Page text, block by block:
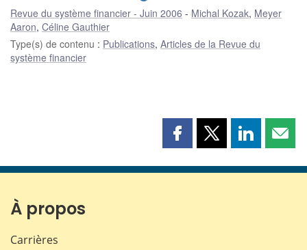
Revue du système financier - Juin 2006 Michal Kozak, Meyer
Aaron, Céline Gauthier
Type(s) de contenu : Publications, Articles de la Revue du
système financier
Partager
page
Partager
page
Partager
page page
À propos
Carrières